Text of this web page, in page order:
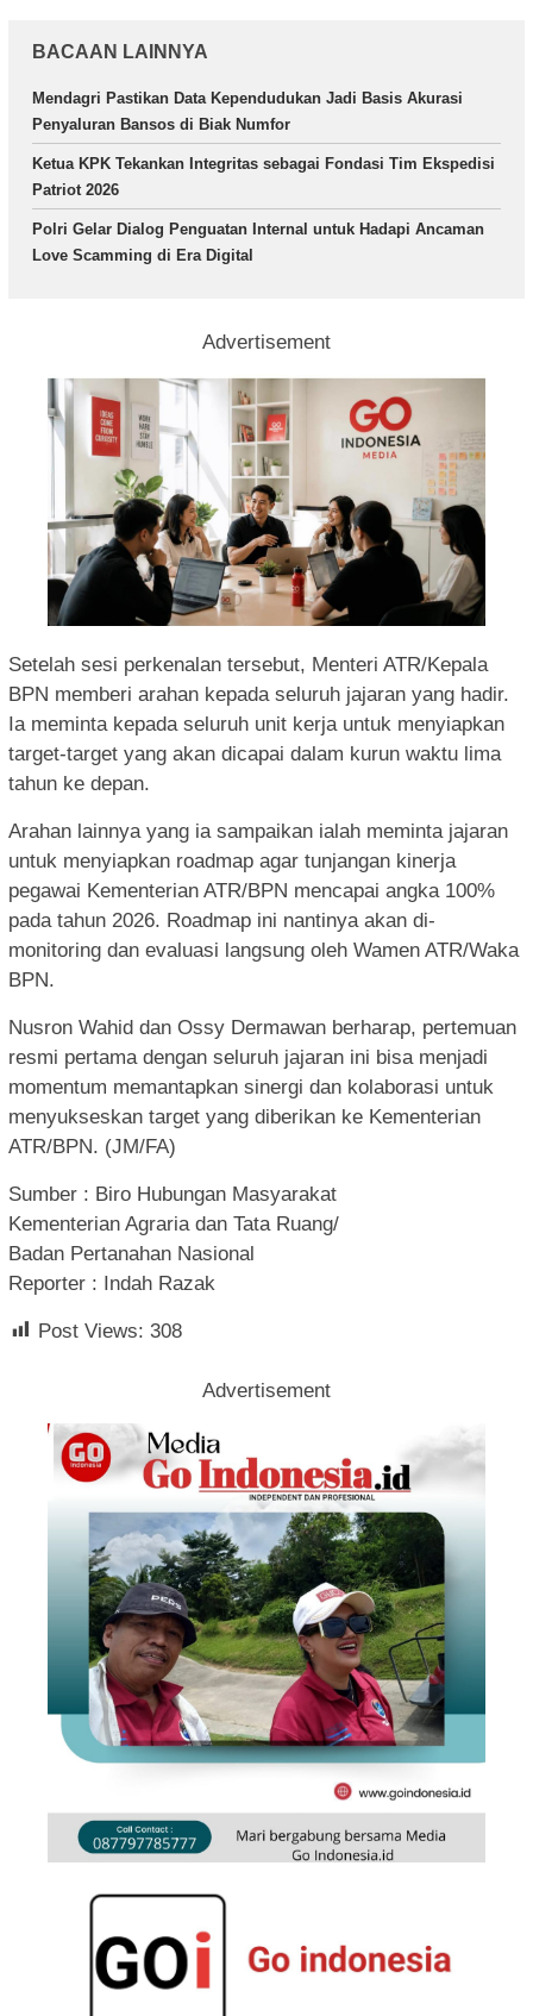
BACAAN LAINNYA
Mendagri Pastikan Data Kependudukan Jadi Basis Akurasi
Penyaluran Bansos di Biak Numfor
Ketua KPK Tekankan Integritas sebagai Fondasi Tim Ekspedisi
Patriot 2026
Polri Gelar Dialog Penguatan Internal untuk Hadapi Ancaman
Love Scamming di Era Digital
Advertisement
Setelah sesi perkenalan tersebut, Menteri ATR/Kepala
BPN memberi arahan kepada seluruh jajaran yang hadir.
Ia meminta kepada seluruh unit kerja untuk menyiapkan
target-target yang akan dicapai dalam kurun waktu lima
tahun ke depan.
Arahan lainnya yang ia sampaikan ialah meminta jajaran
untuk menyiapkan roadmap agar tunjangan kinerja
pegawai Kementerian ATR/BPN mencapai angka 100%
pada tahun 2026. Roadmap ini nantinya akan di-
monitoring dan evaluasi langsung oleh Wamen ATR/Waka
BPN.
Nusron Wahid dan Ossy Dermawan berharap, pertemuan
resmi pertama dengan seluruh jajaran ini bisa menjadi
momentum memantapkan sinergi dan kolaborasi untuk
menyukseskan target yang diberikan ke Kementerian
ATR/BPN. (JM/FA)
Sumber : Biro Hubungan Masyarakat
Kementerian Agraria dan Tata Ruang/
Badan Pertanahan Nasional
Reporter : Indah Razak
Post Views: 308
Advertisement